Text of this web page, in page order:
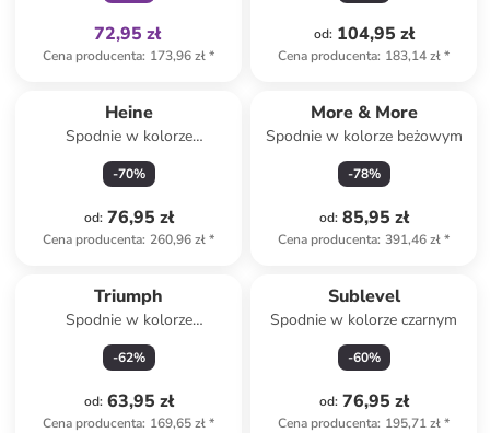
72,95 zł
Cena producenta: 173,96 zł*
od: 104,95 zł
Cena producenta: 183,14 zł*
Heine
Spodnie w kolorze
pomarańczowym
-70%
od: 76,95 zł
Cena producenta: 260,96 zł*
More & More
Spodnie w kolorze beżowym
-78%
od: 85,95 zł
Cena producenta: 391,46 zł*
Triumph
Spodnie w kolorze
granatowym
-62%
od: 63,95 zł
Cena producenta: 169,65 zł*
Sublevel
Spodnie w kolorze czarnym
-60%
od: 76,95 zł
Cena producenta: 195,71 zł*